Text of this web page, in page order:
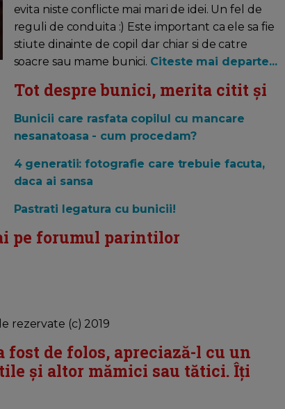
evita niste conflicte mai mari de idei. Un fel de
reguli de conduita :) Este important ca ele sa fie
stiute dinainte de copil dar chiar si de catre
soacre sau mame bunici. Citeste mai departe...
Tot despre bunici, merita citit și
Bunicii care rasfata copilul cu mancare
nesanatoasa - cum procedam?
4 generatii: fotografie care trebuie facuta,
daca ai sansa
Pastrati legatura cu bunicii!
pe forumul parintilor
rezervate (c) 2019
de folos, apreciază-l cu un
și altor mămici sau tătici. Îți